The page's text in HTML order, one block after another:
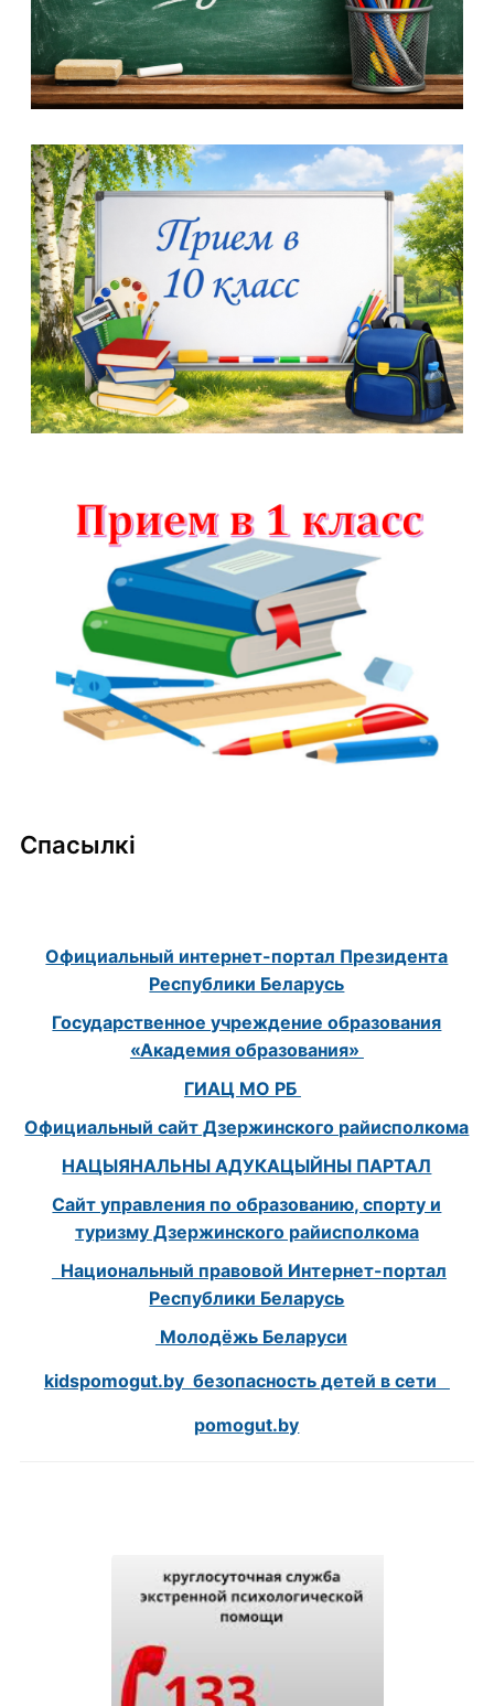
Спасылкі
Официальный интернет-портал Президента
Республики Беларусь
Государственное учреждение образования
«Академия образования»
ГИАЦ МО РБ
Официальный сайт Дзержинского райисполкома
НАЦЫЯНАЛЬНЫ АДУКАЦЫЙНЫ ПАРТАЛ
Сайт управления по образованию, спорту и
туризму Дзержинского райисполкома
Национальный правовой Интернет-портал
Республики Беларусь
Молодёжь Беларуси
kidspomogut.by безопасность детей в сети
pomogut.by